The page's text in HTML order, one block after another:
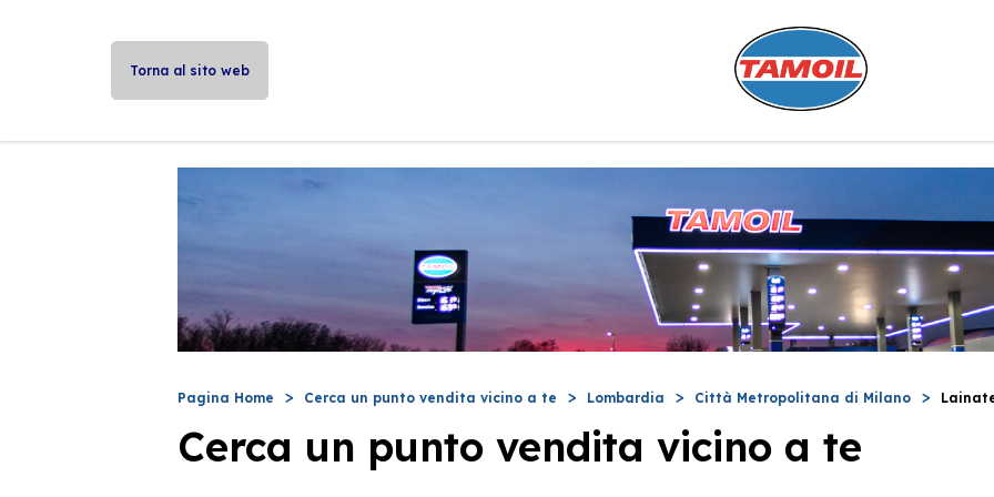
Torna al sito web
Pagina Home Cerca un punto vendita vicino a te Lombardia Città Metropolitana di Milano
Cerca un punto vendita vicino a te